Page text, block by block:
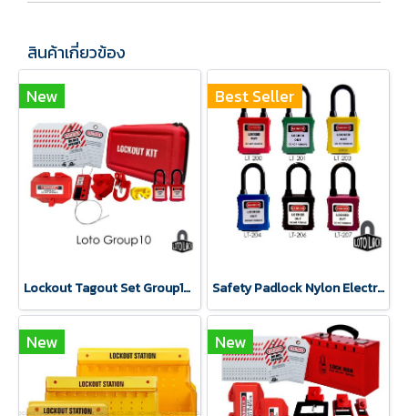
สินค้าเกี่ยวข้อง
New
Lockout Tagout Set Group10 Safety Lockbox LOTO LOCK®
Best Seller
Safety Padlock Nylon Electrical protection LOTO LOCK®
New New